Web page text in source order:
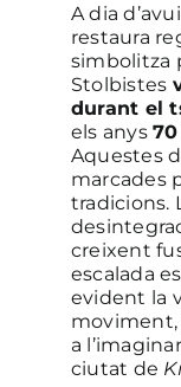
A dia
restaura
simbolitza
Stolbistes
durant el
els anys
Aquestes
marcades
tradicions.
creixent
escalada
evident la
a
ciutat de